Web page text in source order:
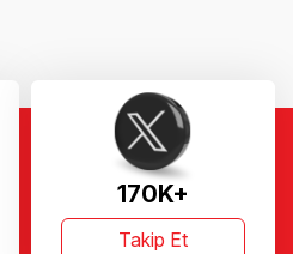
170K+
Takip Et